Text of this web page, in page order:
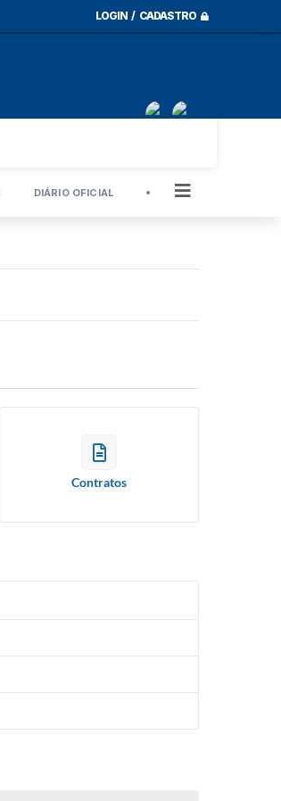
LOGIN / CADASTRO
DIÁRIO OFICIAL
Contratos